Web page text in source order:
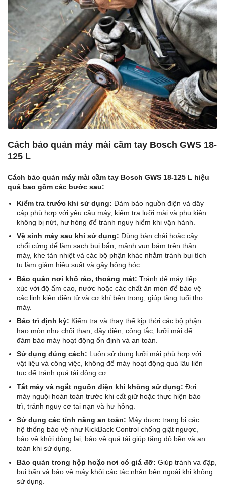
Cách bảo quản máy mài cầm tay Bosch GWS 18-
125 L
Cách bảo quản máy mài cầm tay Bosch GWS 18-125 L hiệu
quả bao gồm các bước sau:
Kiểm tra trước khi sử dụng: Đảm bảo nguồn điện và dây
cáp phù hợp với yêu cầu máy, kiểm tra lưỡi mài và phụ kiện
không bị nứt, hư hỏng để tránh nguy hiểm khi vận hành.
Vệ sinh máy sau khi sử dụng: Dùng bàn chải hoặc cây
chổi cứng để làm sạch bụi bẩn, mảnh vụn bám trên thân
máy, khe tản nhiệt và các bộ phận khác nhằm tránh bụi tích
tụ làm giảm hiệu suất và gây hỏng hóc.
Bảo quản nơi khô ráo, thoáng mát: Tránh để máy tiếp
xúc với độ ẩm cao, nước hoặc các chất ăn mòn để bảo vệ
các linh kiện điện tử và cơ khí bên trong, giúp tăng tuổi thọ
máy.
Bảo trì định kỳ: Kiểm tra và thay thế kịp thời các bộ phận
hao mòn như chổi than, dây điện, công tắc, lưỡi mài để
đảm bảo máy hoạt động ổn định và an toàn.
Sử dụng đúng cách: Luôn sử dụng lưỡi mài phù hợp với
vật liệu và công việc, không để máy hoạt động quá lâu liên
tục để tránh quá tải động cơ.
Tắt máy và ngắt nguồn điện khi không sử dụng: Đợi
máy nguội hoàn toàn trước khi cất giữ hoặc thực hiện bảo
trì, tránh nguy cơ tai nạn và hư hỏng.
Sử dụng các tính năng an toàn: Máy được trang bị các
hệ thống bảo vệ như KickBack Control chống giật ngược,
bảo vệ khởi động lại, bảo vệ quá tải giúp tăng độ bền và an
toàn khi sử dụng.
Bảo quản trong hộp hoặc nơi có giá đỡ: Giúp tránh va đập,
bụi bẩn và bảo vệ máy khỏi các tác nhân bên ngoài khi không
sử dụng.